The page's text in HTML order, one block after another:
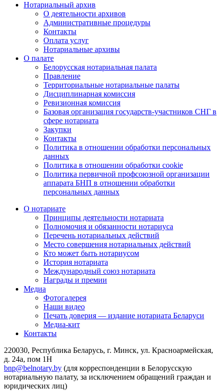
Нотариальный архив
О деятельности архивов
Административные процедуры
Контакты
Оплата услуг
Нотариальные архивы
О палате
Белорусская нотариальная палата
Правление
Территориальные нотариальные палаты
Дисциплинарная комиссия
Ревизионная комиссия
Базовая организация государств-участников СНГ в
сфере нотариата
Закупки
Контакты
Политика в отношении обработки персональных
данных
Политика в отношении обработки cookie
Политика первичной профсоюзной организации
аппарата БНП в отношении обработки
персональных данных
О нотариате
Принципы деятельности нотариата
Полномочия и обязанности нотариуса
Перечень нотариальных действий
Место совершения нотариальных действий
Кто может быть нотариусом
История нотариата
Международный союз нотариата
Награды и премии
Медиа
Фотогалерея
Наши видео
Печать доверия — издание нотариата Беларуси
Медиа-кит
Контакты
220030, Республика Беларусь, г. Минск, ул. Красноармейская,
д. 24а, пом 1Н
bnp@belnotary.by (для корреспонденции в Белорусскую
нотариальную палату, за исключением обращений граждан и
юридических лиц)